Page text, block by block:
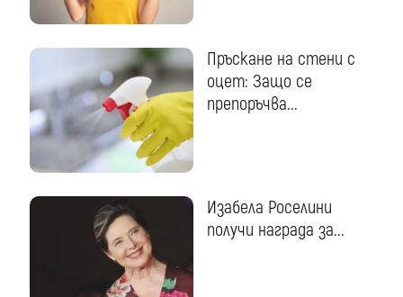
Пръскане на стени с
оцет: Защо се
препоръчва...
Изабела Роселини
получи награда за...